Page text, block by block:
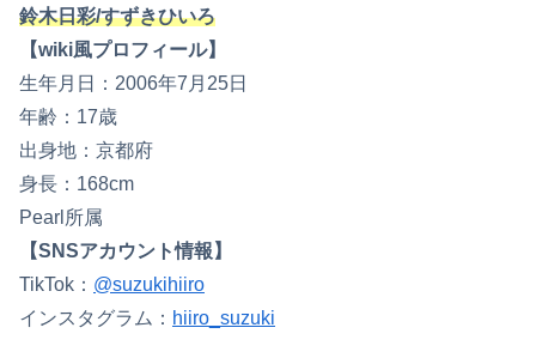
鈴木日彩/すずきひいろ
【wiki風プロフィール】
生年月日：2006年7月25日
年齢：17歳
出身地：京都府
身長：168cm
Pearl所属
【SNSアカウント情報】
TikTok： @suzukihiiro
インスタグラム： hiiro_suzuki